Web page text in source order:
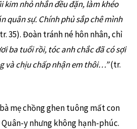
nhỏ nhắn đều đặn, làm khéo
quân sự. Chính phủ sắp chê mình
35). Đoàn tránh né hôn nhân, chỉ
ba tuổi rồi, tóc anh chắc đã có sợi
và chịu chấp nhận em thôi…”(tr.
mẹ chồng ghen tuông mất con
y nhưng không hạnh-phúc.